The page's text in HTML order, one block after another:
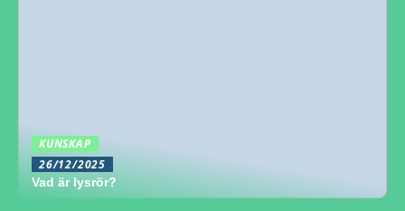
KUNSKAP
26/12/2025
Vad är lysrör?